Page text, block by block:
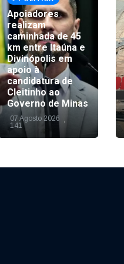
Apoiadores
realizam
caminhada de 45
km entre Itaúna e
Divinópolis em
apoio à
candidatura de
Cleitinho ao
Governo de Minas
07 Agosto 2026
141